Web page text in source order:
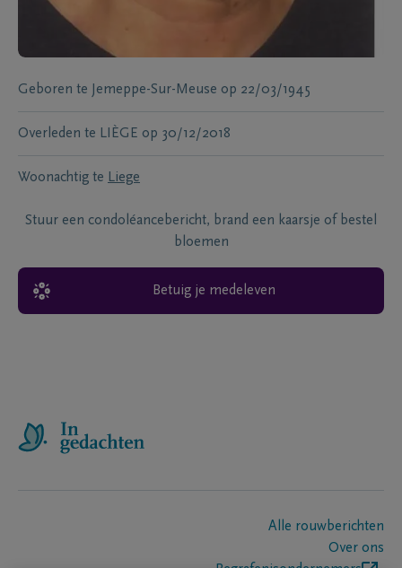
Geboren te Jemeppe-Sur-Meuse op 22/03/1945
Overleden te LIÈGE op 30/12/2018
Woonachtig te Liege
Stuur een condoléancebericht, brand een kaarsje of bestel
bloemen
Betuig je medeleven
Alle rouwberichten
Over ons